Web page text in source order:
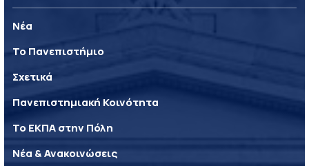
Νέα
Το Πανεπιστήμιο
Σχετικά
Πανεπιστημιακή Κοινότητα
Το ΕΚΠΑ στην Πόλη
Νέα & Ανακοινώσεις